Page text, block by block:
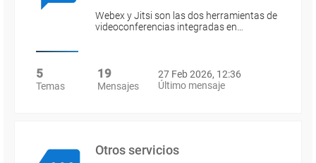
Webex y Jitsi son las dos herramientas de
videoconferencias integradas en…
5
Temas
19
Mensajes
27 Feb 2026, 12:36
Último mensaje
Otros servicios